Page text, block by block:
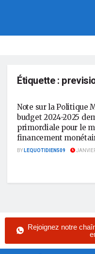
Étiquette :
Note sur la Politique
budget 2024-2025
primordiale pour le
financement
BYLEQUOTIDIEN509
Rejoignez notre